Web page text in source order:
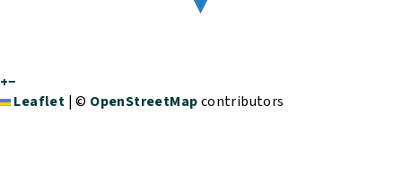
+−
Leaflet |© OpenStreetMapcontributors